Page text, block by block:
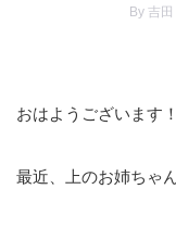
By 吉田
おはようございます！
最近、上のお姉ちゃ